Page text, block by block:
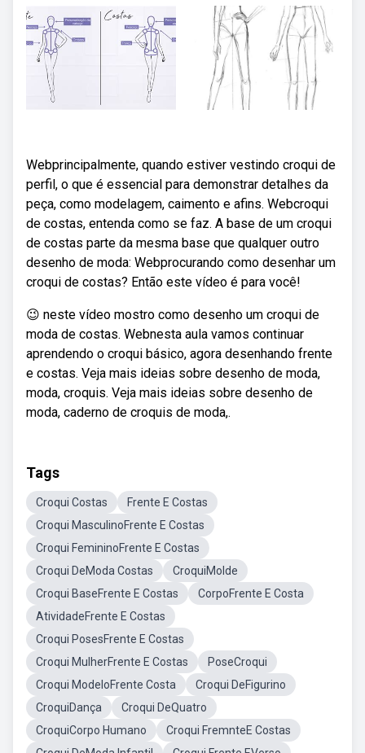
Webprincipalmente, quando estiver vestindo croqui de
perfil, o que é essencial para demonstrar detalhes da
peça, como modelagem, caimento e afins. Webcroqui
de costas, entenda como se faz. A base de um croqui
de costas parte da mesma base que qualquer outro
desenho de moda: Webprocurando como desenhar um
croqui de costas? Então este vídeo é para você!
😉 neste vídeo mostro como desenho um croqui de
moda de costas. Webnesta aula vamos continuar
aprendendo o croqui básico, agora desenhando frente
e costas. Veja mais ideias sobre desenho de moda,
moda, croquis. Veja mais ideias sobre desenho de
moda, caderno de croquis de moda,.
Tags
Croqui Costas
Frente E Costas
Croqui MasculinoFrente E Costas
Croqui FemininoFrente E Costas
Croqui DeModa Costas
CroquiMolde
Croqui BaseFrente E Costas
CorpoFrente E Costa
AtividadeFrente E Costas
Croqui PosesFrente E Costas
Croqui MulherFrente E Costas
PoseCroqui
Croqui ModeloFrente Costa
Croqui DeFigurino
CroquiDança
Croqui DeQuatro
CroquiCorpo Humano
Croqui FremnteE Costas